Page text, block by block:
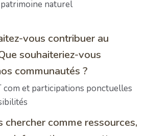
naturel
vous contribuer au
souhaiteriez-vous
communautés ?
com et participations ponctuelles
chercher comme ressources,